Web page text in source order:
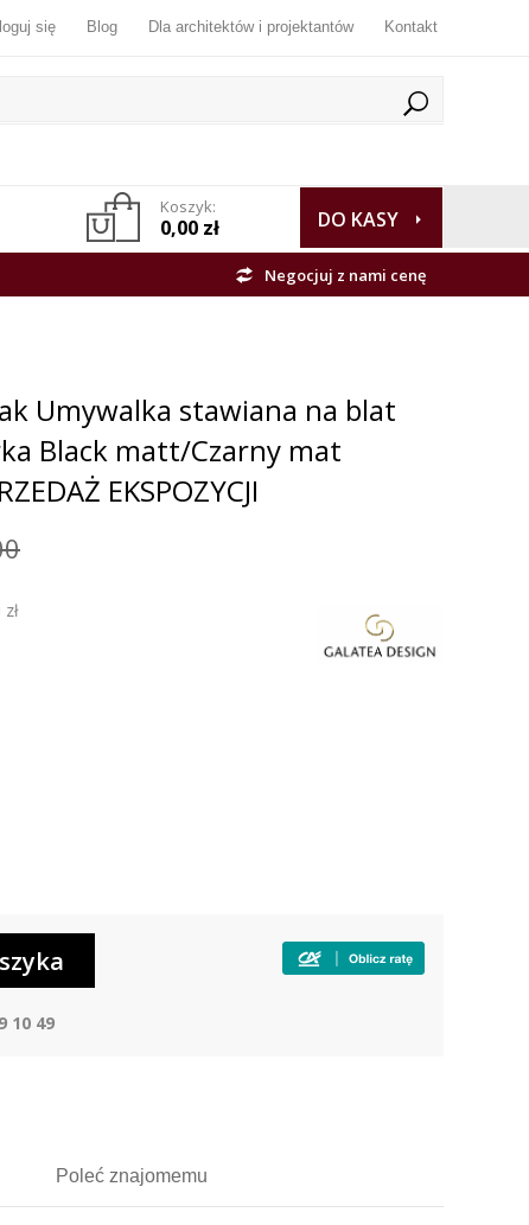
się Blog Dla architektów i projektantów Kontakt
Koszyk:
0,00 zł DO KASY
Negocjuj z nami cenę
Umywalka stawiana na blat
Black matt/Czarny mat
EKSPOZYCJI
10 49
Poleć znajomemu